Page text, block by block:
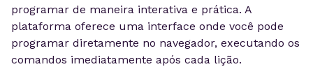
programar de maneira interativa e prática. A
plataforma oferece uma interface onde você pode
programar diretamente no navegador, executando os
comandos imediatamente após cada lição.